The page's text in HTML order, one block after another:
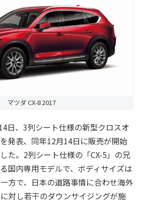
マツダ CX-8 2017
日、3列シート仕様の新型クロスオ
発表、同年12月14日に販売が開始
た。2列シート仕様の「CX-5」の兄
国内専用モデルで、ボディサイズは
方で、日本の道路事情に合わせ海外
対し若干のダウンサイジングが施